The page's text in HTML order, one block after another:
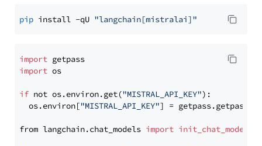
pip install -qU "langchain[mistralai]"
import
import os
if not os.environ.get("MISTRAL_API_KEY"):
  os.environ[
"MISTRAL_API_KEY"] = getpass.getpass(
from langchain.chat_models import init_chat_model